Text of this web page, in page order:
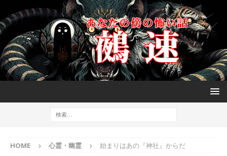
HOME 心霊・幽霊 始まりはあの『神社』からだ